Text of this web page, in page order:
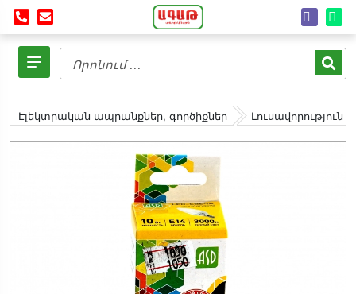
Էլեկտրական ապրանքներ, գործիքներ Լուսավորություն